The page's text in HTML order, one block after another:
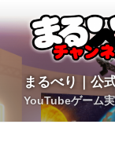
ン
テ
へ
ス
まるべ
YouTubeゲーム実